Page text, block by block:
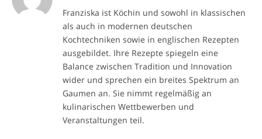
Franziska ist Köchin und sowohl in klassischen
als auch in modernen deutschen
Kochtechniken sowie in englischen Rezepten
ausgebildet. Ihre Rezepte spiegeln eine
Balance zwischen Tradition und Innovation
wider und sprechen ein breites Spektrum an
Gaumen an. Sie nimmt regelmäßig an
kulinarischen Wettbewerben und
Veranstaltungen teil.